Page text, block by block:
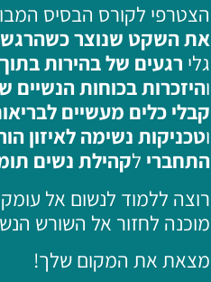
הצטרפי לקורס הבסיס
את השקט שנוצר כשהרגש
גלי רגעים של בהירות
והיזכרות בכוחות הנשיים
קבלי כלים מעשיים
וטכניקות נשימה לאיזון
התחברי לקהילת נשים
רוצה ללמוד לנשום אל
מוכנה לחזור אל השורש
מצאת את המקום שלך!